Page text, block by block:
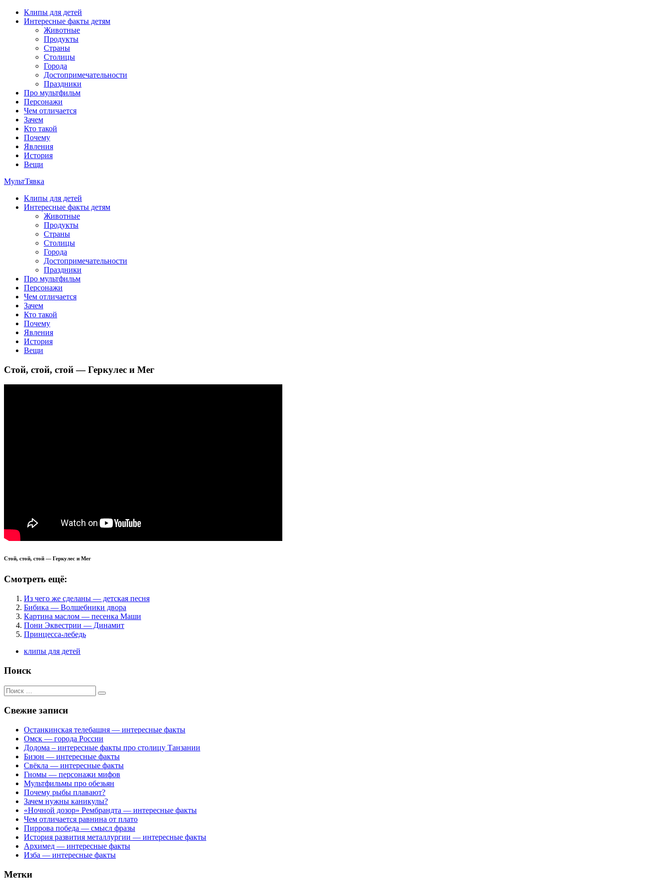
Перейти
содержимому
Клипы для детей
Интересные факты детям
Животные
Продукты
Страны
Столицы
Города
Достопримечательности
Праздники
Про мультфильм
Персонажи
Чем отличается
Зачем
Кто такой
Почему
Явления
История
Вещи
МультТявка
интересные факты про страны, столицы и города, клипы из мультфильмов, мульт-клипы, песни из мультиков, детские клипы, интересные факты о мультфильмах и про персонажей
мультфильмов
Клипы для детей
Интересные факты детям
Животные
Продукты
Страны
Столицы
Города
Достопримечательности
Праздники
Про мультфильм
Персонажи
Чем отличается
Зачем
Кто такой
Почему
Явления
История
Вещи
Стой, стой, стой — Геркулес и Мег
Стой, стой, стой — Геркулес и Мег
Смотреть ещё:
Из чего же сделаны — детская песня
Бибика — Волшебники двора
Картина маслом — песенка Маши
Пони Эквестрии — Динамит
Принцесса-лебедь
клипы для детей
Поиск
Поиск
для:
Свежие записи
Останкинская телебашня — интересные факты
Омск — города России
Додома – интересные факты про столицу Танзании
Бизон — интересные факты
Свёкла — интересные факты
Гномы — персонажи мифов
Мультфильмы про обезьян
Почему рыбы плавают?
Зачем нужны каникулы?
«Ночной дозор» Рембрандта — интересные факты
Чем отличается равнина от плато
Пиррова победа — смысл фразы
История развития металлургии — интересные факты
Архимед — интересные факты
Изба — интересные факты
Метки